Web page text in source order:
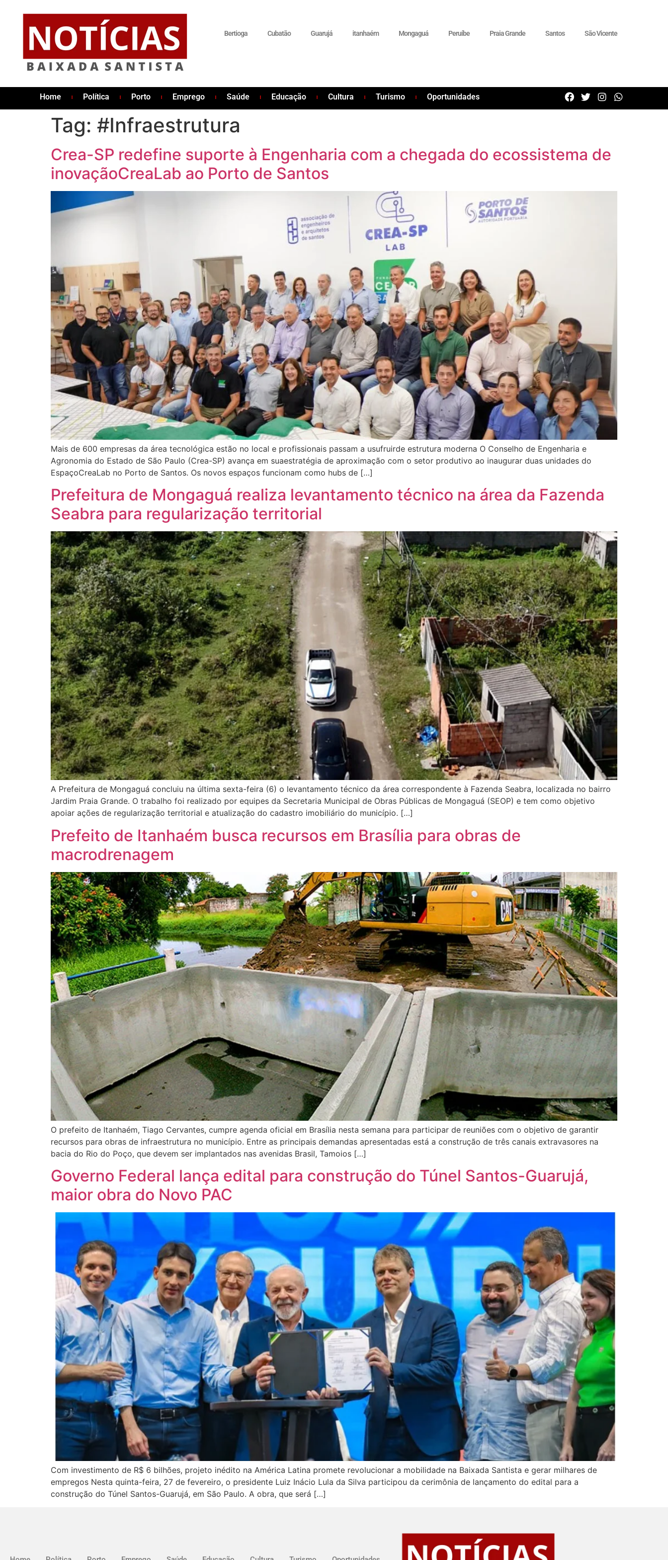
Bertioga Cubatão Guarujá itanhaém Mongaguá Peruíbe Praia Grande Santos São Vicente
Home Política Porto Emprego Saúde Educação Cultura Turismo Oportunidades
Tag: #Infraestrutura
Crea-SP redefine suporte à Engenharia com a chegada do ecossistema de
inovaçãoCreaLab ao Porto de Santos
Mais de 600 empresas da área tecnológica estão no local e profissionais passam a usufruirde estrutura moderna O Conselho de Engenharia e
Agronomia do Estado de São Paulo (Crea-SP) avança em suaestratégia de aproximação com o setor produtivo ao inaugurar duas unidades do
EspaçoCreaLab no Porto de Santos. Os novos espaços funcionam como hubs de […]
Prefeitura de Mongaguá realiza levantamento técnico na área da Fazenda
Seabra para regularização territorial
A Prefeitura de Mongaguá concluiu na última sexta-feira (6) o levantamento técnico da área correspondente à Fazenda Seabra, localizada no bairro
Jardim Praia Grande. O trabalho foi realizado por equipes da Secretaria Municipal de Obras Públicas de Mongaguá (SEOP) e tem como objetivo
apoiar ações de regularização territorial e atualização do cadastro imobiliário do município. […]
Prefeito de Itanhaém busca recursos em Brasília para obras de
macrodrenagem
O prefeito de Itanhaém, Tiago Cervantes, cumpre agenda oficial em Brasília nesta semana para participar de reuniões com o objetivo de garantir
recursos para obras de infraestrutura no município. Entre as principais demandas apresentadas está a construção de três canais extravasores na
bacia do Rio do Poço, que devem ser implantados nas avenidas Brasil, Tamoios […]
Governo Federal lança edital para construção do Túnel Santos-Guarujá,
maior obra do Novo PAC
Com investimento de R$ 6 bilhões, projeto inédito na América Latina promete revolucionar a mobilidade na Baixada Santista e gerar milhares de
empregos Nesta quinta-feira, 27 de fevereiro, o presidente Luiz Inácio Lula da Silva participou da cerimônia de lançamento do edital para a
construção do Túnel Santos-Guarujá, em São Paulo. A obra, que será […]